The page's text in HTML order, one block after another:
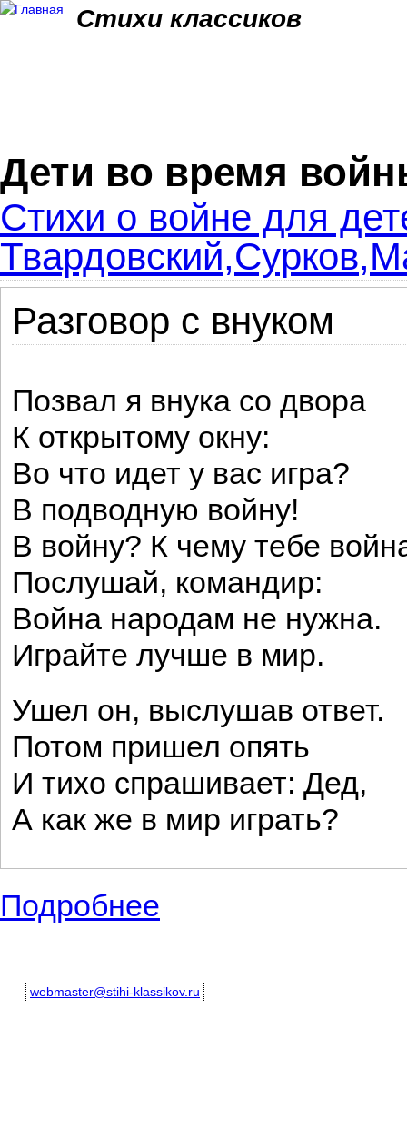
Стихи классиков
Дети во время
Стихи о войне для
Разговор с внуком
Позвал я внука со двора
К открытому окну:
Во что идет у вас игра?
В подводную войну!
В войну? К чему тебе
Послушай, командир:
Война народам не нужна.
Играйте лучше в мир.
Ушел он, выслушав ответ.
Потом пришел опять
И тихо спрашивает: Дед,
А как же в мир играть?
Подробнее
webmaster@stihi-klassikov.ru